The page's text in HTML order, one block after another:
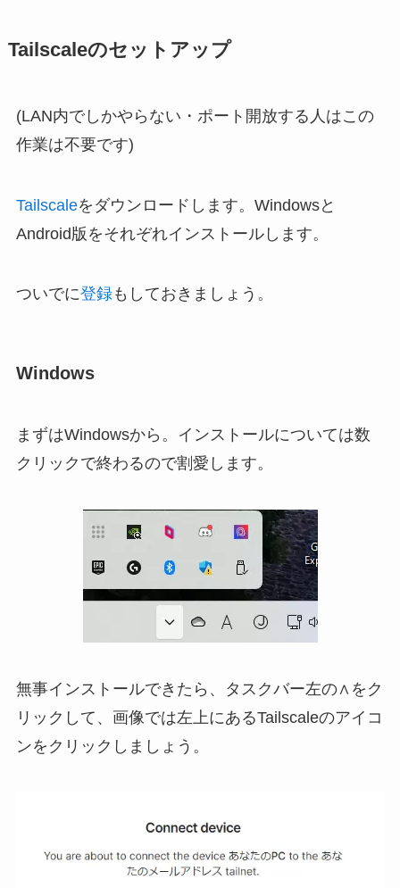
Tailscaleのセットアップ
(LAN内でしかやらない・ポート開放する人はこの
作業は不要です)
Tailscaleをダウンロードします。Windowsと
Android版をそれぞれインストールします。
ついでに登録もしておきましょう。
Windows
まずはWindowsから。インストールについては数
クリックで終わるので割愛します。
無事インストールできたら、タスクバー左の∧をク
リックして、画像では左上にあるTailscaleのアイコ
ンをクリックしましょう。